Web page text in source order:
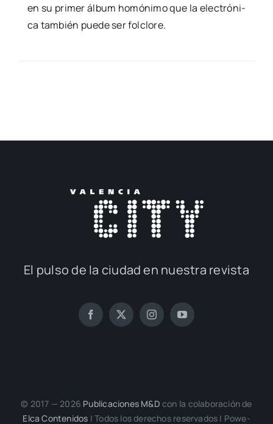
en su pri­mer álbum homó­ni­mo que la elec­tró­ni­
ca tam­bién pue­de ser fol­clo­re.
El pul­so de la ciu­dad en nues­tra revis­ta
© 2017 — 2026 Publi­ca­cio­nes M&D con la cola­bo­ra­ción de
Elca Con­te­ni­dos | Todos los dere­chos reser­va­dos | Powe­